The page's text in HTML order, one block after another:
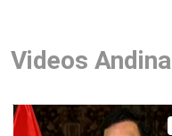
Videos Andina